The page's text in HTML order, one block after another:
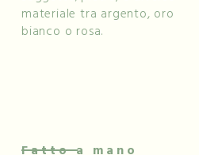
materiale tra argento, oro
bianco o rosa.
Fatto a mano